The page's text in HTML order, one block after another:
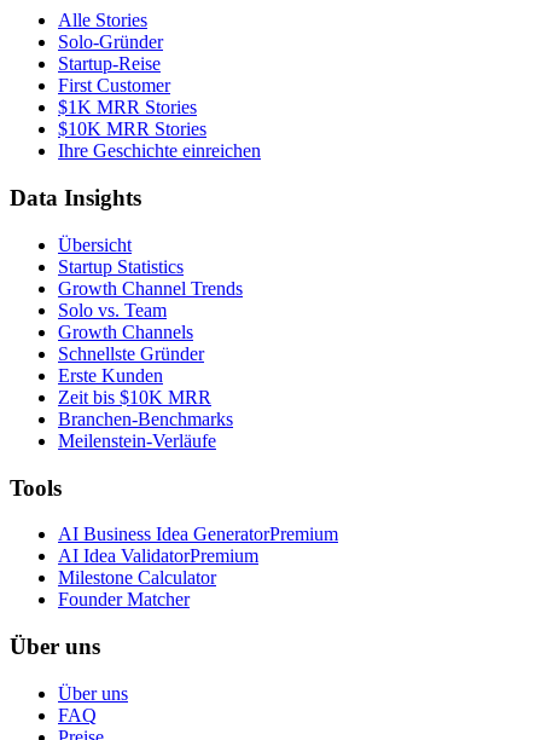
Alle Stories
Solo-Gründer
Startup-Reise
First Customer
$1K MRR Stories
$10K MRR Stories
Ihre Geschichte einreichen
Data Insights
Übersicht
Startup Statistics
Growth Channel Trends
Solo vs. Team
Growth Channels
Schnellste Gründer
Erste Kunden
Zeit bis $10K MRR
Branchen-Benchmarks
Meilenstein-Verläufe
Tools
AI Business Idea GeneratorPremium
AI Idea ValidatorPremium
Milestone Calculator
Founder Matcher
Über uns
Über uns
FAQ